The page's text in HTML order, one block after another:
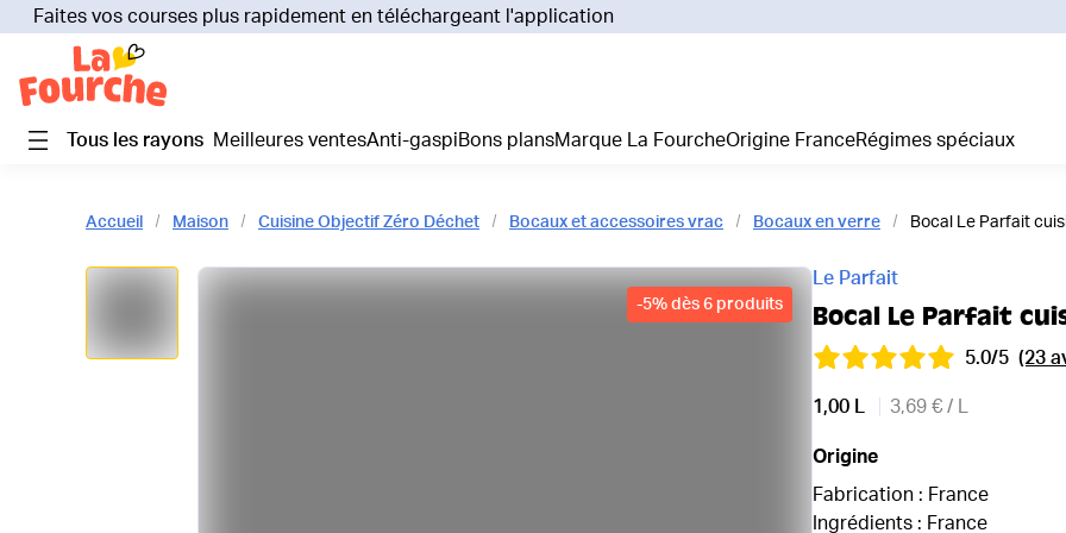
Faites vos courses plus rapidement en téléchargeant l'application
Nos
Je
Tous les rayons Meilleures ventes Anti-gaspi Bons plans Marque La Fourche Origine France Régimes spéciaux
Accueil Maison Cuisine Objectif Zéro Déchet Bocaux et accessoires vrac Bocaux en verre Bocal Le Parfait
Le Parfait
Bocal Le Parfait
5.0/5 (23
1,00 L 3,69 € / L
Origine
Fabrication : France
Ingrédients : France
-5% dès 6 produits